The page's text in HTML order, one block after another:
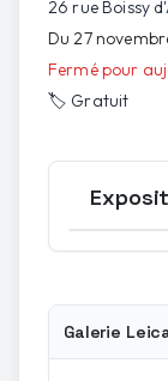
26 rue Boissy
Du 27
Fermé pour
🏷️ Gratuit
Galerie